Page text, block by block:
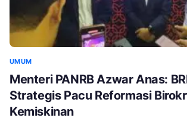
UMUM
Menteri PANRB Azwar Anas:
Strategis Pacu Reformasi
Kemiskinan